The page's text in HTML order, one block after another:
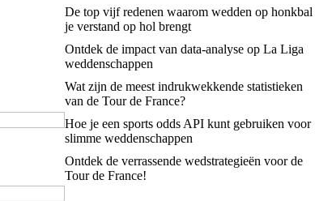
De top vijf redenen waarom wedden op honkbal
je verstand op hol brengt
Ontdek de impact van data-analyse op La Liga
weddenschappen
Wat zijn de meest indrukwekkende statistieken
van de Tour de France?
Hoe je een sports odds API kunt gebruiken voor
slimme weddenschappen
Ontdek de verrassende wedstrategieën voor de
Tour de France!